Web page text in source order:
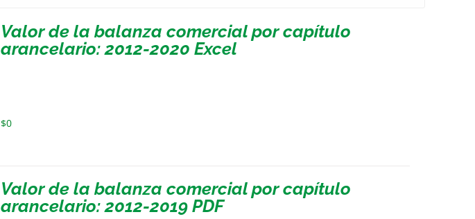
Valor de la balanza comercial por capítulo
arancelario: 2012-2020 Excel
$0
Valor de la balanza comercial por capítulo
arancelario: 2012-2019 PDF